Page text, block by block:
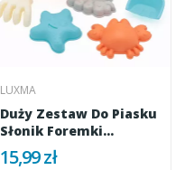
LUXMA
Duży Zestaw Do Piasku
Słonik Foremki
Konewka 273P
15,99 zł